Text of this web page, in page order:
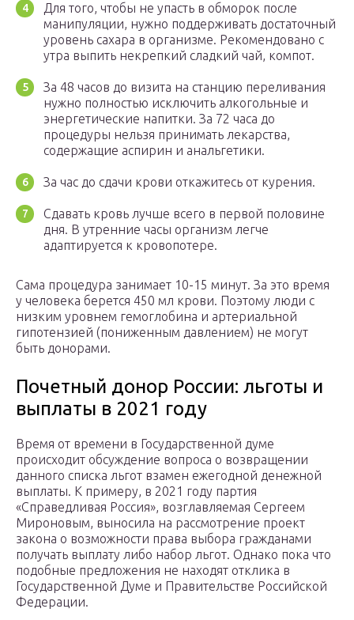
Для того, чтобы не упасть в обморок после
манипуляции, нужно поддерживать достаточный
уровень сахара в организме. Рекомендовано с
утра выпить некрепкий сладкий чай, компот.
За 48 часов до визита на станцию переливания
нужно полностью исключить алкогольные и
энергетические напитки. За 72 часа до
процедуры нельзя принимать лекарства,
содержащие аспирин и анальгетики.
За час до сдачи крови откажитесь от курения.
Сдавать кровь лучше всего в первой половине
дня. В утренние часы организм легче
адаптируется к кровопотере.
Сама процедура занимает 10-15 минут. За это время
у человека берется 450 мл крови. Поэтому люди с
низким уровнем гемоглобина и артериальной
гипотензией (пониженным давлением) не могут
быть донорами.
Почетный донор России: льготы и
выплаты в 2021 году
Время от времени в Государственной думе
происходит обсуждение вопроса о возвращении
данного списка льгот взамен ежегодной денежной
выплаты. К примеру, в 2021 году партия
«Справедливая Россия», возглавляемая Сергеем
Мироновым, выносила на рассмотрение проект
закона о возможности права выбора гражданами
получать выплату либо набор льгот. Однако пока что
подобные предложения не находят отклика в
Государственной Думе и Правительстве Российской
Федерации.